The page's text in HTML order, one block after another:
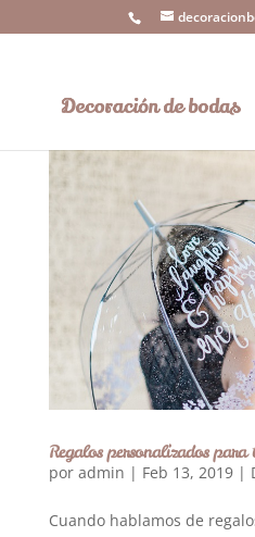
Regalos personalizados para
por admin | Feb 13, 2019|
Cuando hablamos de